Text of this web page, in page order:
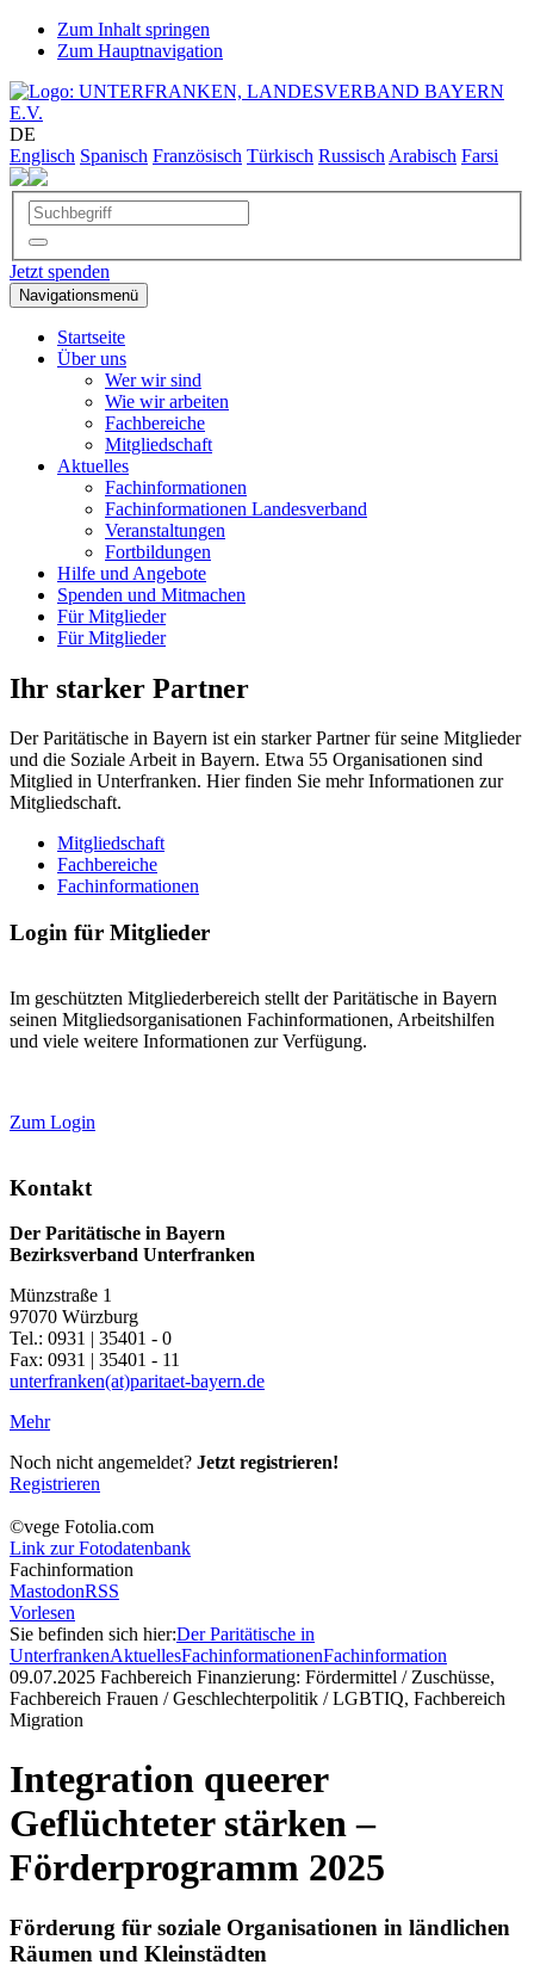
Zum Inhalt springen
Zum Hauptnavigation
DE
Englisch Spanisch Französisch Türkisch Russisch Arabisch Farsi
Jetzt spenden
Navigationsmenü
Startseite
Über uns
Wer wir sind
Wie wir arbeiten
Fachbereiche
Mitgliedschaft
Aktuelles
Fachinformationen
Fachinformationen Landesverband
Veranstaltungen
Fortbildungen
Hilfe und Angebote
Spenden und Mitmachen
Für Mitglieder
Für Mitglieder
Ihr starker Partner
Der Paritätische in Bayern ist ein starker Partner für seine Mitglieder
und die Soziale Arbeit in Bayern. Etwa 55 Organisationen sind
Mitglied in Unterfranken. Hier finden Sie mehr Informationen zur
Mitgliedschaft.
Mitgliedschaft
Fachbereiche
Fachinformationen
Login für Mitglieder
Im geschützten Mitgliederbereich stellt der Paritätische in Bayern
seinen Mitgliedsorganisationen Fachinformationen, Arbeitshilfen
und viele weitere Informationen zur Verfügung.
Zum Login
Kontakt
Der Paritätische in Bayern
Bezirksverband Unterfranken
Münzstraße 1
97070 Würzburg
Tel.: 0931 | 35401 - 0
Fax: 0931 | 35401 - 11
unterfranken(at)paritaet-bayern.de
Mehr
Noch nicht angemeldet? Jetzt registrieren!
Registrieren
©vege Fotolia.com
Link zur Fotodatenbank
Fachinformation
MastodonRSS
Vorlesen
Sie befinden sich hier:Der Paritätische in
UnterfrankenAktuellesFachinformationenFachinformation
09.07.2025 Fachbereich Finanzierung: Fördermittel / Zuschüsse,
Fachbereich Frauen / Geschlechterpolitik / LGBTIQ, Fachbereich
Migration
Integration queerer
Geflüchteter stärken –
Förderprogramm 2025
Förderung für soziale Organisationen in ländlichen
Räumen und Kleinstädten